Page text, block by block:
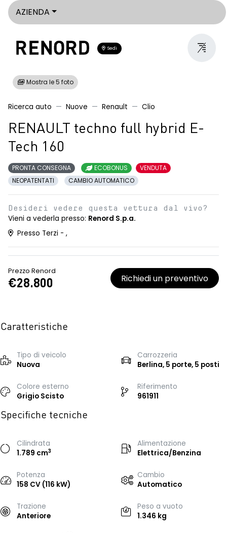
AZIENDA
Sedi
Mostra le 5 foto
Ricerca auto Nuove Renault Clio
RENAULT techno full hybrid E-
Tech 160
PRONTA CONSEGNA ECOBONUS
VENDUTA
NEOPATENTATI
CAMBIO AUTOMATICO
Desideri vedere questa vettura dal vivo?
Vieni a vederla presso: Renord S.p.a.
Presso Terzi - ,
Prezzo Renord
€28.800 Richiedi un preventivo
Caratteristiche
Tipo di veicolo
Nuova
Carrozzeria
Berlina, 5 porte, 5 posti
Colore esterno
Grigio Scisto
Riferimento
961911
Specifiche tecniche
Cilindrata
1.789 cm3
Alimentazione
Elettrica/Benzina
Potenza
158 CV (116 kW)
Cambio
Automatico
Trazione
Anteriore
Peso a vuoto
1.346 kg